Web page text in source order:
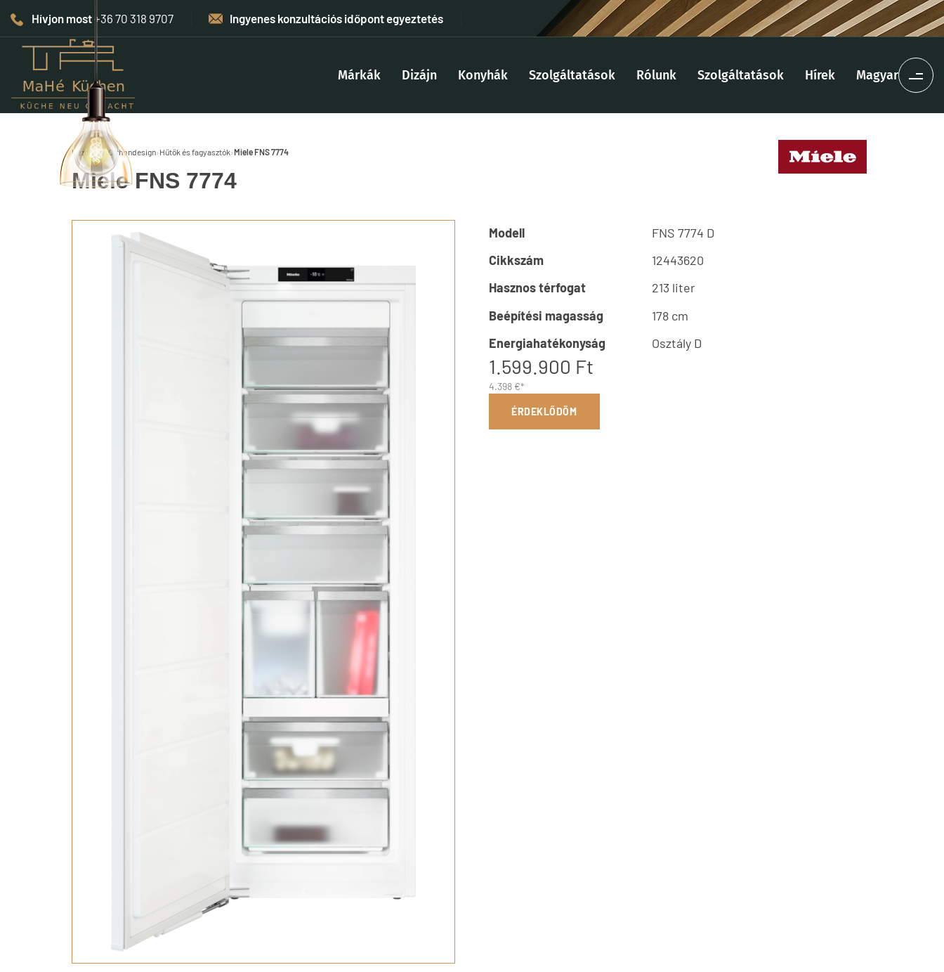
Hívjon most+36 70 318 9707 Ingyenes konzultációs időpont egyeztetés
Márkák Dizájn Konyhák Szolgáltatások Rólunk Szolgáltatások Hírek Magyar
Kezdőlap ›Otthondesign› Hűtők és fagyasztók›Miele FNS 7774
Miele FNS 7774
Modell
FNS 7774 D
Cikkszám
12443620
Hasznos térfogat
213 liter
Beépítési magasság
178 cm
Energiahatékonyság
Osztály D
1.599.900 Ft
4.398 €*
ÉRDEKLŐDÖM